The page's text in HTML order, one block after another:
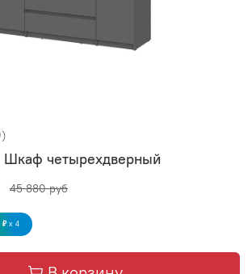
четырехдверный
45 880 руб
₽ x 4